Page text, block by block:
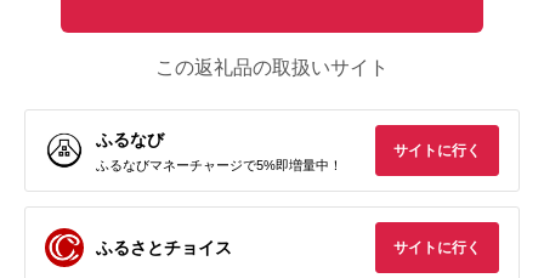
この返礼品の取扱いサイト
ふるなび
ふるなびマネーチャージで5%即増量中！
サイトに行く
ふるさとチョイス サイトに行く